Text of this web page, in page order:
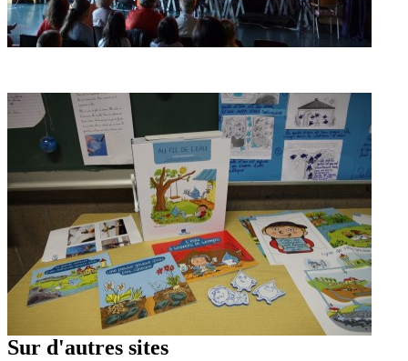
Sur d'autres sites